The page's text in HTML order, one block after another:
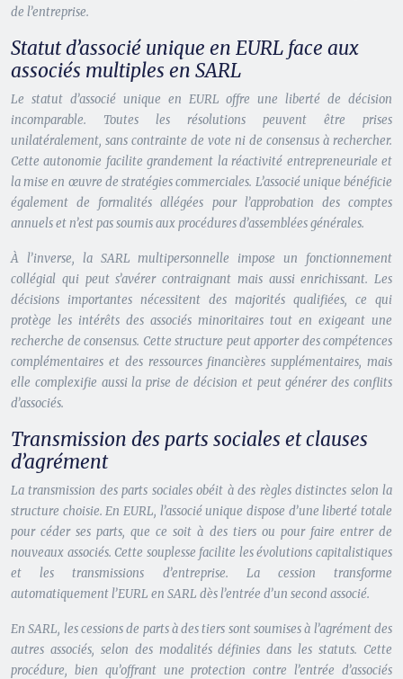
de l’entreprise.
Statut d’associé unique en EURL face aux
associés multiples en SARL
Le statut d’associé unique en EURL offre une liberté de décision
incomparable. Toutes les résolutions peuvent être prises
unilatéralement, sans contrainte de vote ni de consensus à rechercher.
Cette autonomie facilite grandement la réactivité entrepreneuriale et
la mise en œuvre de stratégies commerciales. L’associé unique bénéficie
également de formalités allégées pour l’approbation des comptes
annuels et n’est pas soumis aux procédures d’assemblées générales.
À l’inverse, la SARL multipersonnelle impose un fonctionnement
collégial qui peut s’avérer contraignant mais aussi enrichissant. Les
décisions importantes nécessitent des majorités qualifiées, ce qui
protège les intérêts des associés minoritaires tout en exigeant une
recherche de consensus. Cette structure peut apporter des compétences
complémentaires et des ressources financières supplémentaires, mais
elle complexifie aussi la prise de décision et peut générer des conflits
d’associés.
Transmission des parts sociales et clauses
d’agrément
La transmission des parts sociales obéit à des règles distinctes selon la
structure choisie. En EURL, l’associé unique dispose d’une liberté totale
pour céder ses parts, que ce soit à des tiers ou pour faire entrer de
nouveaux associés. Cette souplesse facilite les évolutions capitalistiques
et les transmissions d’entreprise. La cession transforme
automatiquement l’EURL en SARL dès l’entrée d’un second associé.
En SARL, les cessions de parts à des tiers sont soumises à l’agrément des
autres associés, selon des modalités définies dans les statuts. Cette
procédure, bien qu’offrant une protection contre l’entrée d’associés